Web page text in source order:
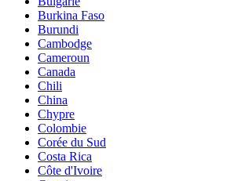
Burkina Faso
Burundi
Cambodge
Cameroun
Canada
Chili
China
Chypre
Colombie
Corée du Sud
Costa Rica
Côte d'Ivoire